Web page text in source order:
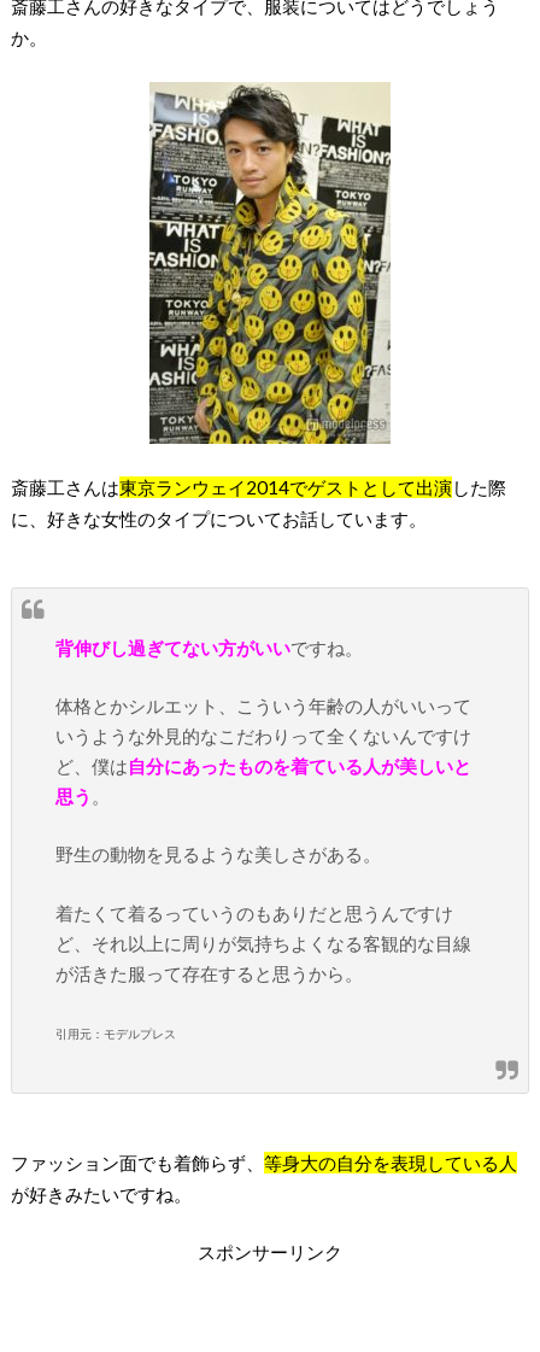
斎藤工さんの好きなタイプで、服装についてはどうでしょう
か。
斎藤工さんは東京ランウェイ2014でゲストとして出演した際
に、好きな女性のタイプについてお話しています。
背伸びし過ぎてない方がいいですね。
体格とかシルエット、こういう年齢の人がいいって
いうような外見的なこだわりって全くないんですけ
ど、僕は自分にあったものを着ている人が美しいと
思う 。
野生の動物を見るような美しさがある。
着たくて着るっていうのもありだと思うんですけ
ど、それ以上に周りが気持ちよくなる客観的な目線
が活きた服って存在すると思うから。
引用元：モデルプレス
ファッション面でも着飾らず、 等身大の自分を表現している人
が好きみたいですね。
スポンサーリンク